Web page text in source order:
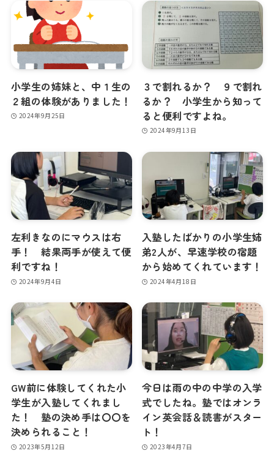
小学生の姉妹と、中１生の
２組の体験がありました！
2024年9月25日
３で割れるか？ ９で割れ
るか？ 小学生から知って
ると便利ですよね。
2024年9月13日
左利きなのにマウスは右
手！ 結果両手が使えて便
利ですね！
2024年9月4日
入塾したばかりの小学生姉
弟2人が、早速学校の宿題
から始めてくれています！
2024年4月18日
GW前に体験してくれた小
学生が入塾してくれまし
た！ 塾の決め手は〇〇を
決められること！
2023年5月12日
今日は雨の中の中学の入学
式でしたね。塾ではオンラ
イン英会話＆読書がスター
ト！
2023年4月7日